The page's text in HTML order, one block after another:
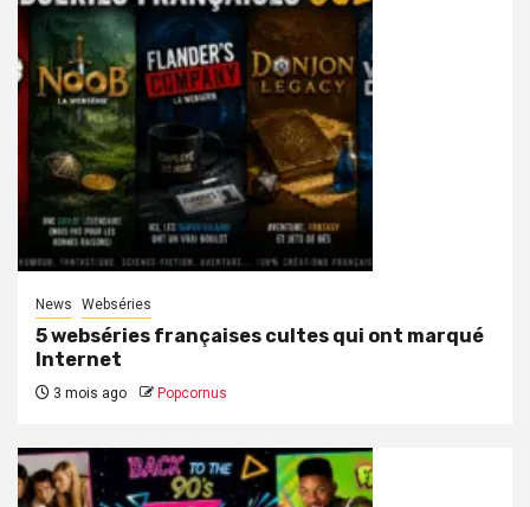
News Webséries
5 webséries françaises cultes qui ont marqué
Internet
3 mois ago Popcornus